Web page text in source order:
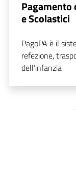
Pagamento
e Scolastici
PagoPA è il
refezione,
dell’infanzia